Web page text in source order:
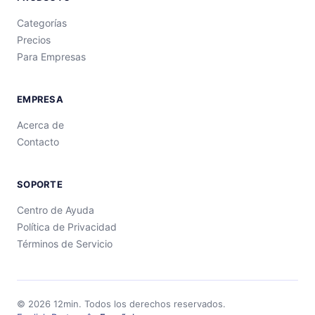
Categorías
Precios
Para Empresas
EMPRESA
Acerca de
Contacto
SOPORTE
Centro de Ayuda
Política de Privacidad
Términos de Servicio
© 2026 12min. Todos los derechos reservados.